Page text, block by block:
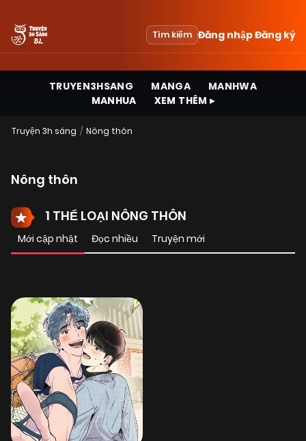
Tìm kiếm Đăng nhậpĐăng ký
TRUYEN3HSANG MANGA
MANHWA
MANHUA
XEM THÊM ▸
Truyện 3h sáng Nông thôn
Nông thôn
1 THỂ LOẠI NÔNG THÔN
Mới cập nhật Đọc nhiều Truyện mới